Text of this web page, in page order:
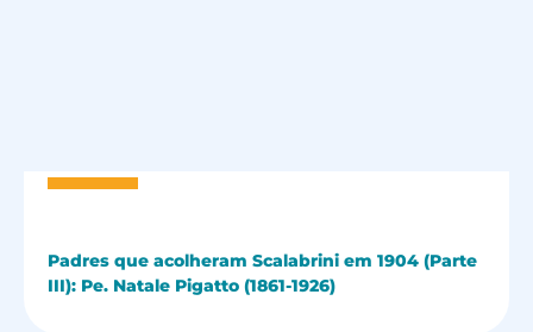
Padres que acolheram Scalabrini em 1904 (Parte
III): Pe. Natale Pigatto (1861-1926)